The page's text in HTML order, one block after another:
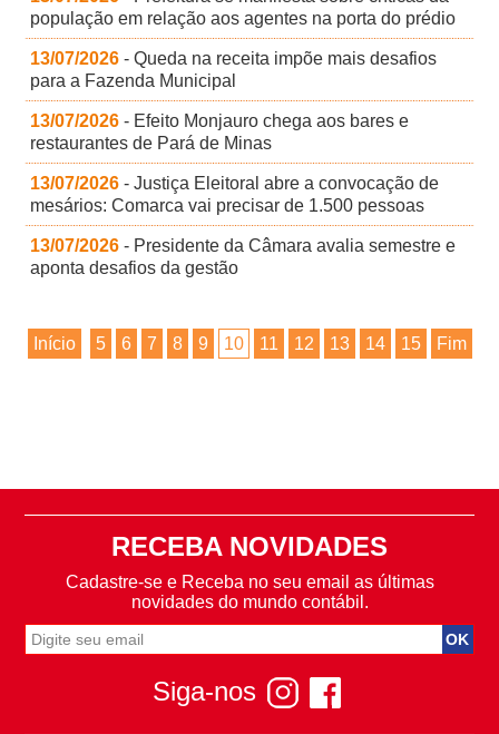
população em relação aos agentes na porta do prédio
13/07/2026 - Queda na receita impõe mais desafios
para a Fazenda Municipal
13/07/2026 - Efeito Monjauro chega aos bares e
restaurantes de Pará de Minas
13/07/2026 - Justiça Eleitoral abre a convocação de
mesários: Comarca vai precisar de 1.500 pessoas
13/07/2026 - Presidente da Câmara avalia semestre e
aponta desafios da gestão
Início 5 6 7 8 9 10 11 12 13 14 15 Fim
RECEBA NOVIDADES
Cadastre-se e Receba no seu email as últimas
novidades do mundo contábil.
Siga-nos